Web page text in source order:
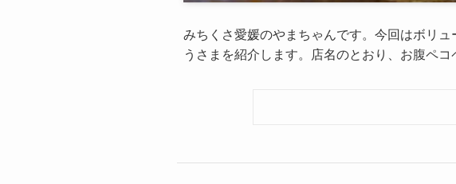
みちくさ愛媛のやまちゃんです。今回はボリ
うさまを紹介します。店名のとおり、お腹ペ